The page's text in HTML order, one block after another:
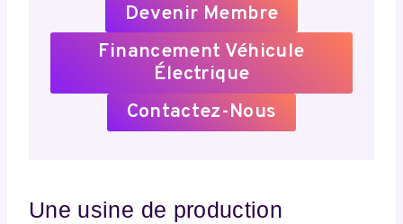
Devenir Membre
Financement Véhicule
Électrique
Contactez-Nous
Une usine de production